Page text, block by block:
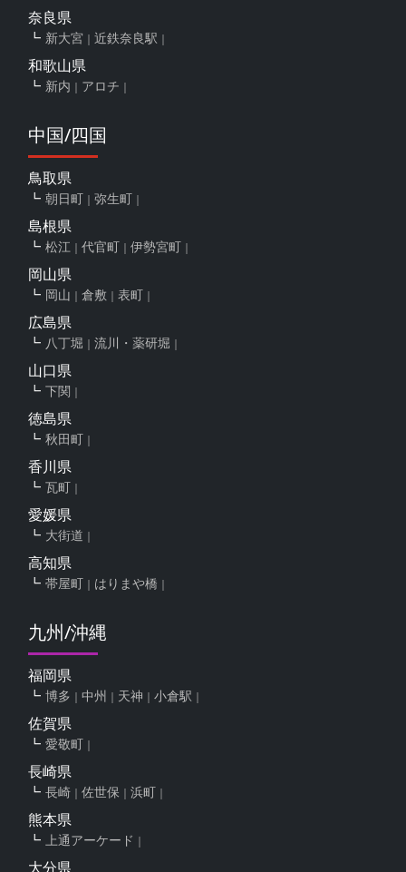
奈良県
新大宮 近鉄奈良駅
和歌山県
新内 アロチ
中国/四国
鳥取県
朝日町 弥生町
島根県
松江 代官町 伊勢宮町
岡山県
岡山 倉敷 表町
広島県
八丁堀 流川・薬研堀
山口県
下関
徳島県
秋田町
香川県
瓦町
愛媛県
大街道
高知県
帯屋町 はりまや橋
九州/沖縄
福岡県
博多 中州 天神 小倉駅
佐賀県
愛敬町
長崎県
長崎 佐世保 浜町
熊本県
上通アーケード
大分県